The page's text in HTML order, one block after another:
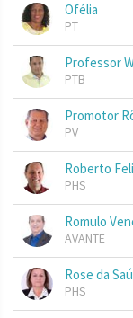
Ofélia
PT
Professor
PTB
Promotor
PV
Roberto
PHS
Romulo
AVANTE
Rose da
PHS